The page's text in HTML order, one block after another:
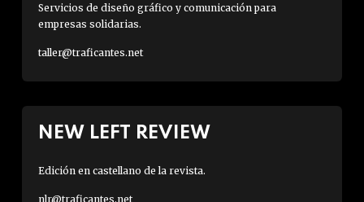
Servicios de diseño gráfico y comunicación para
empresas solidarias.
taller@traficantes.net
NEW LEFT REVIEW
Edición en castellano de la revista.
nlr@traficantes.net